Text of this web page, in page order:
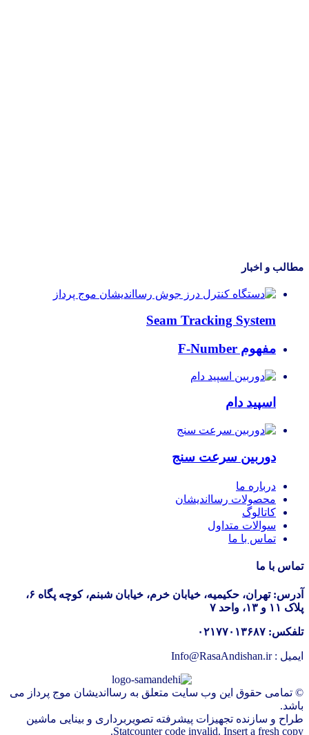
مطالب و اخبار
Seam Tracking System
مفهوم F-Number
اسپید دام
دوربین سرعت سنج
درباره ما
محصولات رسااندیشان
کاتالوگ
سوالات متداول
تماس با ما
تماس با ما
آدرس: تهران، حکیمیه، خیابان خرم، خیابان شبنم، کوچه پگاه ۶،
پلاک ۱۱ و ۱۳، واحد ۷
تلفکس: ۰۲۱۷۷۰۱۳۶۸۷
ایمیل : Info@RasaAndishan.ir
© تمامی حقوق این وب سایت متعلق به رسااندیشان موج پرداز می
باشد.
طراح و سازنده تجهیزات پیشرفته تصویربرداری و بینایی ماشین
Statcounter code invalid. Insert a fresh copy.